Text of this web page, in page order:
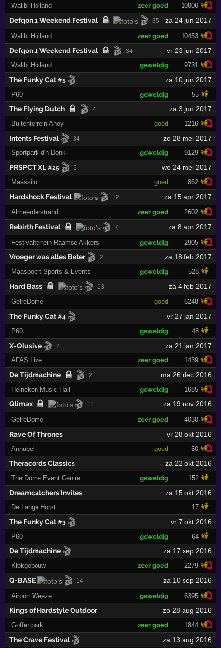
Walibi Holland zeer goed 10006
Defqon.1 Weekend Festival 🎬 35 za 24 jun 2017
Walibi Holland zeer goed 10453
Defqon.1 Weekend Festival 🎬 34 vr 23 jun 2017
Walibi Holland geweldig 9731
The Funky Cat #5 🎬 za 10 jun 2017
P60 geweldig 55
The Flying Dutch 🎬 4 za 3 jun 2017
Buitenterrein Ahoy goed 1216
Intents Festival 🎬 34 zo 28 mei 2017
Sportpark d'n Donk geweldig 9129
PRSPCT XL #25 🎬 6 wo 24 mei 2017
Maassilo goed 862
Hardshock Festival 🎬 12 za 15 apr 2017
Almeerderstrand zeer goed 2602
Rebirth Festival 🎬 7 za 8 apr 2017
Festivalterrein Raamse Akkers geweldig 2905
Vroeger was alles Beter 🎬 2 za 18 feb 2017
Maaspoort Sports & Events geweldig 528
Hard Bass 🎬 13 za 4 feb 2017
GelreDome goed 6248
The Funky Cat #4 🎬 vr 27 jan 2017
P60 geweldig 48
X-Qlusive 🎬 2 za 21 jan 2017
AFAS Live zeer goed 1439
De Tijdmachine 🎬 2 ma 26 dec 2016
Heineken Music Hall geweldig 1685
Qlimax 🎬 11 za 19 nov 2016
GelreDome zeer goed 4030
Rave Of Thrones vr 28 okt 2016
Annabel goed 50
Theracords Classics za 22 okt 2016
The Dome Event Centre geweldig 152
Dreamcatchers Invites za 15 okt 2016
De Lange Horst 17
The Funky Cat #3 🎬 vr 7 okt 2016
P60 geweldig 64
De Tijdmachine 🎬 za 17 sep 2016
Klokgebouw zeer goed 2279
Q-BASE 🎬 14 za 10 sep 2016
Airport Weeze geweldig 6395
Kings of Hardstyle Outdoor zo 28 aug 2016
Goffertpark zeer goed 1844
The Crave Festival 🎬 za 13 aug 2016